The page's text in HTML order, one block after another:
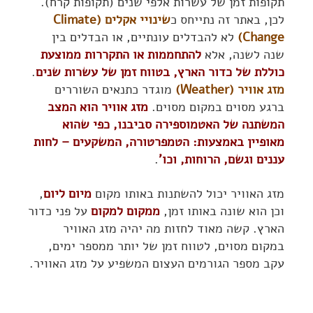
לכן, באתר זה נתייחס כ
שינויי אקלים (Climate
Change) לא להבדלים עונתיים, או הבדלים בין
שנה לשנה, אלא להתחממות או התקררות ממוצעת
כוללת של כדור הארץ, בטווח זמן של עשרות שנים.
מזג אוויר (Weather)
מוגדר כתנאים השוררים
ברגע מסוים במקום מסוים. מזג אוויר הוא המצב
המשתנה של האטמוספירה סביבנו, כפי שהוא
מאופיין באמצעות: הטמפרטורה, המשקעים – לחות
עננים וגשם, הרוחות, וכו'.
מזג האוויר יכול להשתנות באותו מקום מיום ליום,
וכן הוא שונה באותו זמן, ממקום למקום על פני כדור
הארץ. קשה מאוד לחזות מה יהיה מזג האוויר
במקום מסוים, לטווח זמן של יותר ממספר ימים,
עקב מספר הגורמים העצום המשפיע על מזג האוויר.